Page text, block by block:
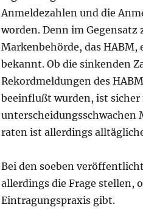
Anmeldezahlen und die
worden. Denn im Gegensatz
Markenbehörde, das
bekannt. Ob die sinkenden
Rekordmeldungen des
beeinflußt wurden, ist sicher
unterscheidungsschwachen
raten ist allerdings
Bei den soeben
allerdings die Frage stellen,
Eintragungspraxis gibt.